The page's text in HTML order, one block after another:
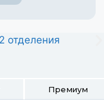
Премиум